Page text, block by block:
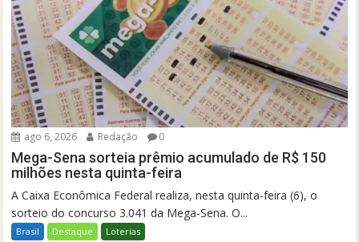
ago 6, 2026 Redação 0
Mega-Sena sorteia prêmio acumulado de R$ 150
milhões nesta quinta-feira
A Caixa Econômica Federal realiza, nesta quinta-feira (6), o
sorteio do concurso 3.041 da Mega-Sena. O...
Brasil Destaque Loterias